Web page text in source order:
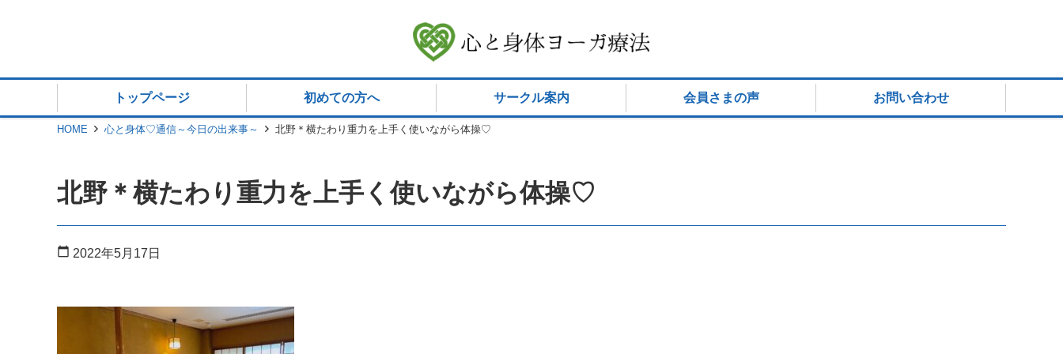
トップページ 初めての方へ サークル案内 会員さまの声 お問い合わせ
HOME 心と身体♡通信～今日の出来事～ 北野＊横たわり重力を上手く使いながら体操♡
北野＊横たわり重力を上手く使いながら体操♡
calendar_today 2022年5月17日